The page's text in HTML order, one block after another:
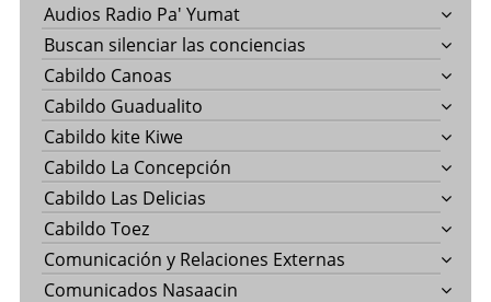
Audios Radio Pa' Yumat
Buscan silenciar las conciencias
Cabildo Canoas
Cabildo Guadualito
Cabildo kite Kiwe
Cabildo La Concepción
Cabildo Las Delicias
Cabildo Toez
Comunicación y Relaciones Externas
Comunicados Nasaacin